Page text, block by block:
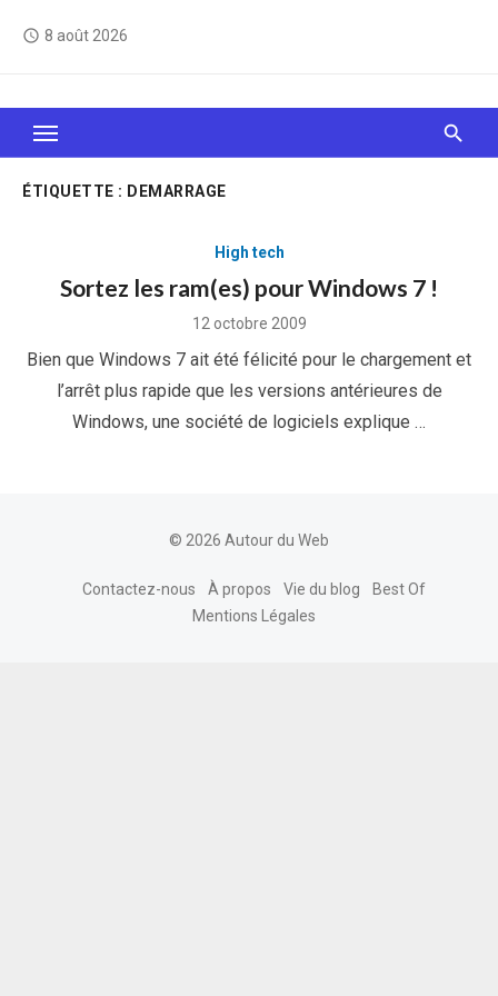
access_time 8 août 2026
Le Web, c'est comme une boîte de chocolats… On
sait jamais sur quoi on va tomber !
ÉTIQUETTE : DEMARRAGE
High tech
Sortez les ram(es) pour Windows 7 !
Posted
12 octobre 2009
Bien que Windows 7 ait été félicité pour le chargement et
l’arrêt plus rapide que les versions antérieures de
Windows, une société de logiciels explique …
© 2026 Autour du Web
Contactez-nous À propos Vie du blog
Best Of
Mentions Légales